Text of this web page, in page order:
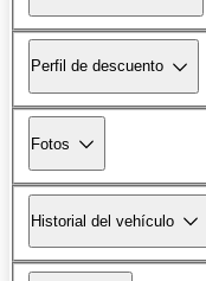
Perfil de descuento
Fotos
Historial del vehículo